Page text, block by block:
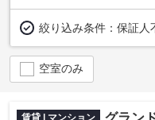
絞り込み条件： 保証人
空室のみ
賃貸 | マンション